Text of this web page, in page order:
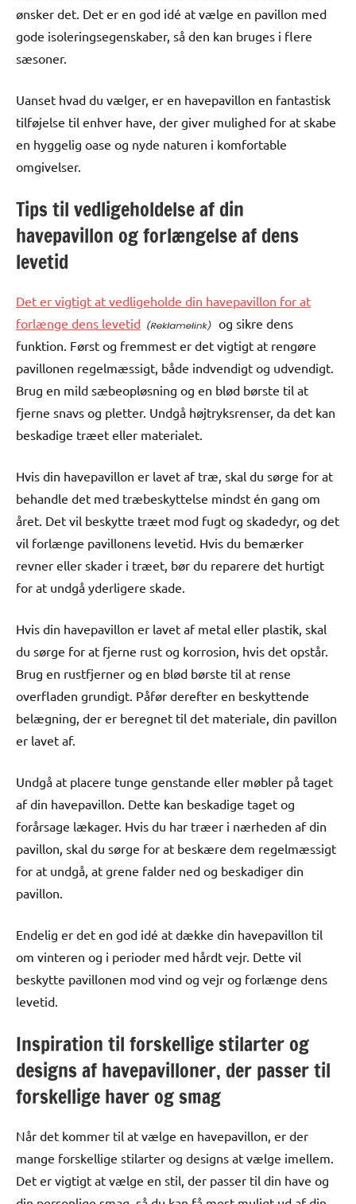
ønsker det. Det er en god idé at vælge en pavillon med
gode isoleringsegenskaber, så den kan bruges i flere
sæsoner.
Uanset hvad du vælger, er en havepavillon en fantastisk
tilføjelse til enhver have, der giver mulighed for at skabe
en hyggelig oase og nyde naturen i komfortable
omgivelser.
Tips til vedligeholdelse af din
havepavillon og forlængelse af dens
levetid
Det er vigtigt at vedligeholde din havepavillon for at
forlænge dens levetid
og sikre dens
funktion. Først og fremmest er det vigtigt at rengøre
pavillonen regelmæssigt, både indvendigt og udvendigt.
Brug en mild sæbeopløsning og en blød børste til at
fjerne snavs og pletter. Undgå højtryksrenser, da det kan
beskadige træet eller materialet.
Hvis din havepavillon er lavet af træ, skal du sørge for at
behandle det med træbeskyttelse mindst én gang om
året. Det vil beskytte træet mod fugt og skadedyr, og det
vil forlænge pavillonens levetid. Hvis du bemærker
revner eller skader i træet, bør du reparere det hurtigt
for at undgå yderligere skade.
Hvis din havepavillon er lavet af metal eller plastik, skal
du sørge for at fjerne rust og korrosion, hvis det opstår.
Brug en rustfjerner og en blød børste til at rense
overfladen grundigt. Påfør derefter en beskyttende
belægning, der er beregnet til det materiale, din pavillon
er lavet af.
Undgå at placere tunge genstande eller møbler på taget
af din havepavillon. Dette kan beskadige taget og
forårsage lækager. Hvis du har træer i nærheden af din
pavillon, skal du sørge for at beskære dem regelmæssigt
for at undgå, at grene falder ned og beskadiger din
pavillon.
Endelig er det en god idé at dække din havepavillon til
om vinteren og i perioder med hårdt vejr. Dette vil
beskytte pavillonen mod vind og vejr og forlænge dens
levetid.
Inspiration til forskellige stilarter og
designs af havepavilloner, der passer til
forskellige haver og smag
Når det kommer til at vælge en havepavillon, er der
mange forskellige stilarter og designs at vælge imellem.
Det er vigtigt at vælge en stil, der passer til din have og